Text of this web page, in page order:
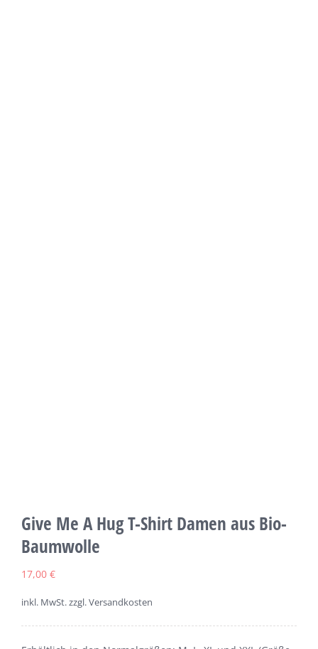
Give Me A Hug T-Shirt Damen aus Bio-
Baumwolle
17,00 €
inkl. MwSt.zzgl. Versandkosten